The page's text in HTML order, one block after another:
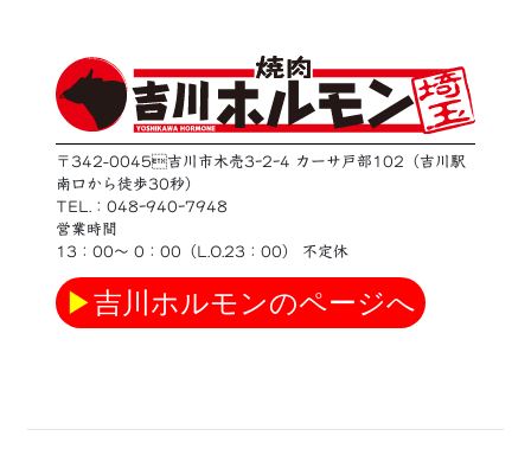
〒342-0045吉川市木売3ｰ2ｰ4 カーサ戸部102（吉川駅
南口から徒歩30秒）
TEL.：048ｰ940ｰ7948
営業時間
13：00〜 0：00（L.O.23：00） 不定休
▶吉川ホルモンのページへ